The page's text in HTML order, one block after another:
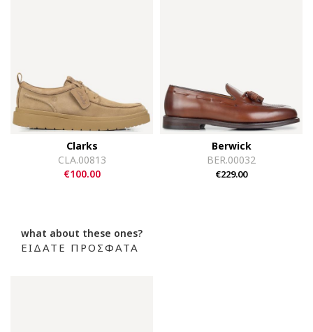
Clarks
CLA.00813
€100.00
Berwick
BER.00032
€229.00
what about these ones?
ΕΙΔΑΤΕ ΠΡΟΣΦΑΤΑ